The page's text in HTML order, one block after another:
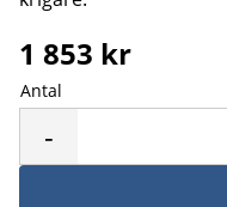
1 853 kr
Antal
-